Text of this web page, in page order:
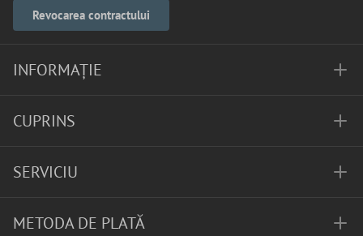
Revocarea contractului
INFORMAȚIE
CUPRINS
SERVICIU
METODA DE PLATĂ